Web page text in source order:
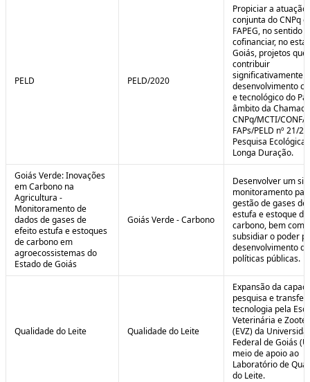
PELD PELD/2020
Propiciar a atuação
conjunta do CNPq e
FAPEG, no sentido
cofinanciar, no
Goiás, projetos que
contribuir
significativamente
desenvolvimento
e tecnológico do
âmbito da Chamada
CNPq/MCTI/
FAPs/PELD nº 21/
Pesquisa Ecológica
Longa Duração.
Goiás Verde: Inovações
em Carbono na
Agricultura -
Monitoramento de
dados de gases de
efeito estufa e estoques
de carbono em
agroecossistemas do
Estado de Goiás
Goiás Verde - Carbono
Desenvolver um
monitoramento
gestão de gases
estufa e estoque de
carbono, bem como
subsidiar o poder
desenvolvimento de
políticas públicas.
Qualidade do Leite Qualidade do Leite
Expansão da
pesquisa e
tecnologia pela
Veterinária e
(EVZ) da
Federal de Goiás
meio de apoio ao
Laboratório de
do Leite.